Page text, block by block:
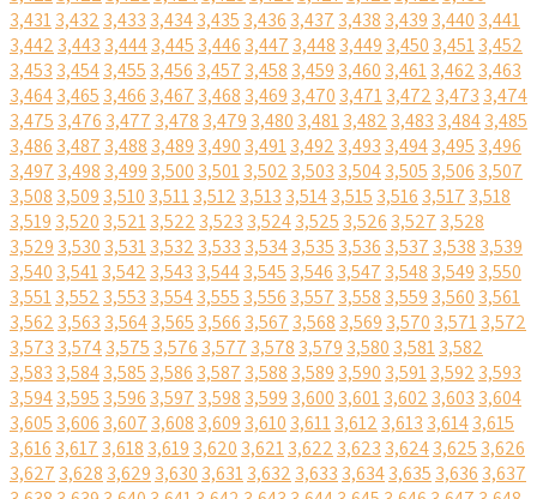
3,4313,432 3,433 3,4343,435 3,436 3,437 3,438 3,439 3,440 3,441
3,442 3,443 3,4443,445 3,446 3,447 3,448 3,449 3,450 3,4513,452
3,453 3,4543,455 3,456 3,457 3,458 3,459 3,460 3,4613,462 3,463
3,4643,465 3,466 3,467 3,468 3,469 3,470 3,4713,472 3,473 3,474
3,475 3,476 3,477 3,478 3,479 3,480 3,4813,482 3,483 3,4843,485
3,486 3,487 3,488 3,489 3,490 3,4913,492 3,493 3,4943,495 3,496
3,497 3,498 3,499 3,500 3,5013,502 3,503 3,5043,505 3,506 3,507
3,508 3,509 3,510 3,5113,512 3,513 3,5143,515 3,516 3,517 3,518
3,519 3,520 3,5213,522 3,523 3,5243,525 3,526 3,527 3,528
3,529 3,530 3,5313,532 3,533 3,5343,535 3,536 3,537 3,538 3,539
3,540 3,5413,542 3,543 3,5443,545 3,546 3,547 3,548 3,549 3,550
3,5513,552 3,553 3,5543,555 3,556 3,557 3,558 3,559 3,560 3,561
3,562 3,563 3,5643,565 3,566 3,567 3,568 3,569 3,570 3,5713,572
3,573 3,5743,575 3,576 3,577 3,578 3,579 3,580 3,5813,582
3,583 3,5843,585 3,586 3,587 3,588 3,589 3,590 3,5913,592 3,593
3,5943,595 3,596 3,597 3,598 3,599 3,600 3,6013,602 3,603 3,604
3,605 3,606 3,607 3,608 3,609 3,610 3,6113,612 3,613 3,6143,615
3,616 3,617 3,618 3,619 3,620 3,6213,622 3,623 3,6243,625 3,626
3,627 3,628 3,629 3,630 3,6313,632 3,633 3,6343,635 3,636 3,637